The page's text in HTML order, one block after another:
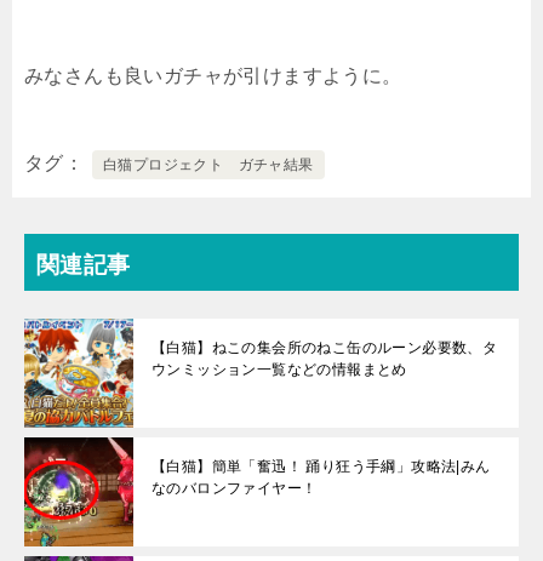
みなさんも良いガチャが引けますように。
タグ 白猫プロジェクト ガチャ結果
関連記事
【白猫】ねこの集会所のねこ缶のルーン必要数、タ
ウンミッション一覧などの情報まとめ
【白猫】簡単「奮迅！ 踊り狂う手綱」攻略法|みん
なのバロンファイヤー！